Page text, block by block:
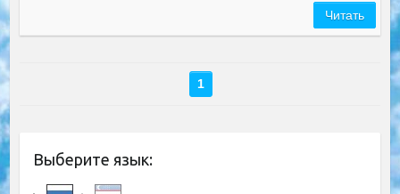
Читать
1
Выберите язык: